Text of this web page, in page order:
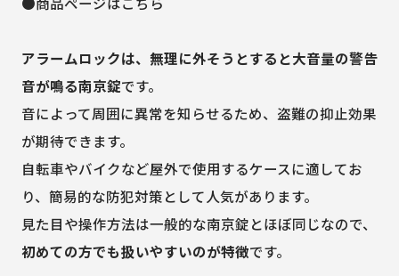
アラームロックは、無理に外そうとすると大音量の警告
音が鳴る南京錠です。
音によって周囲に異常を知らせるため、盗難の抑止効果
が期待できます。
自転車やバイクなど屋外で使用するケースに適してお
り、簡易的な防犯対策として人気があります。
見た目や操作方法は一般的な南京錠とほぼ同じなので、
初めての方でも扱いやすいのが特徴です。